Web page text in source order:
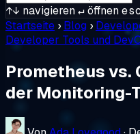
↑↓ navigieren↵öffnenesc
Startseite › Blog ›
Developer Tools und
Prometheus vs.
der Monitoring-